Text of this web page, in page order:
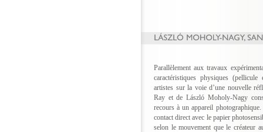
Parallèlement aux travaux
caractéristiques physiques
artistes sur la voie d’une nouvelle
Ray et de László Moholy-Nagy
recours à un appareil
contact direct avec le papier
selon le mouvement que le créateur